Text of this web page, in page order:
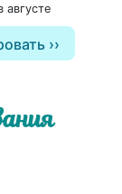
августе